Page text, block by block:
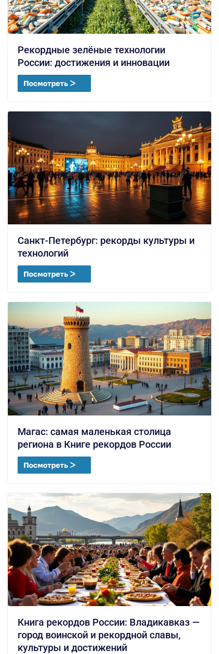
Рекордные зелёные технологии
России: достижения и инновации
Посмотреть ᐳ
Санкт-Петербург: рекорды культуры и
технологий
Посмотреть ᐳ
Магас: самая маленькая столица
региона в Книге рекордов России
Посмотреть ᐳ
Книга рекордов России: Владикавказ —
город воинской и рекордной славы,
культуры и достижений